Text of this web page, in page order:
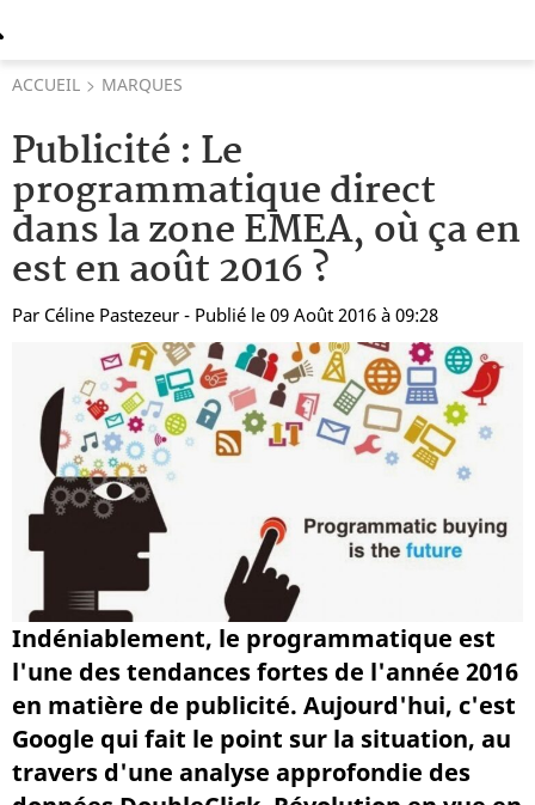
ACCUEIL MARQUES
Publicité : Le
programmatique direct
dans la zone EMEA, où ça en
est en août 2016 ?
Par Céline Pastezeur - Publié le 09 Août 2016 à 09:28
Indéniablement, le programmatique est
l'une des tendances fortes de l'année 2016
en matière de publicité. Aujourd'hui, c'est
Google qui fait le point sur la situation, au
travers d'une analyse approfondie des